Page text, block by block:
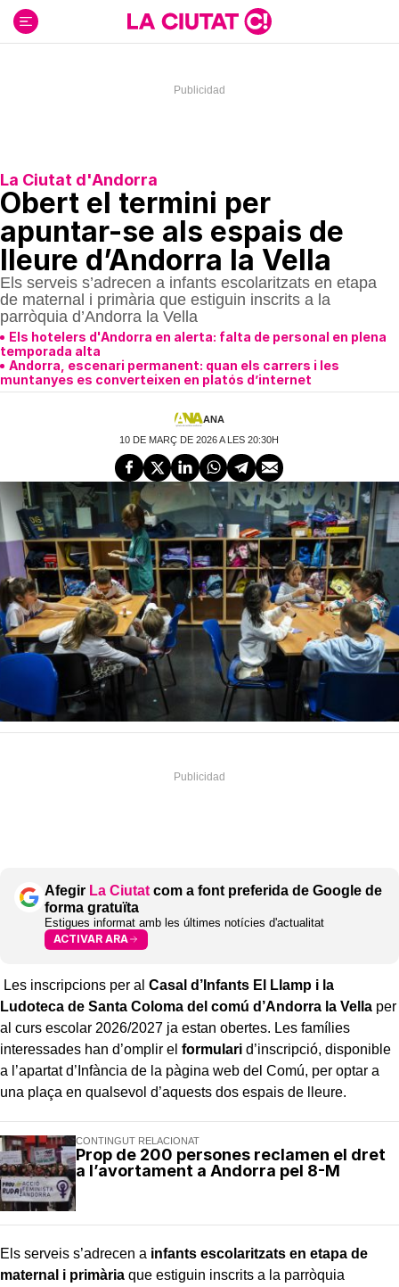
contenido
La Ciutat d'Andorra
Obert el termini per
apuntar-se als espais de
lleure d’Andorra la Vella
Els serveis s’adrecen a infants escolaritzats en etapa
de maternal i primària que estiguin inscrits a la
parròquia d’Andorra la Vella
Els hotelers d'Andorra en alerta: falta de personal en plena
temporada alta
Andorra, escenari permanent: quan els carrers i les
muntanyes es converteixen en platós d’internet
ANA
10 DE MARÇ DE 2026 A LES 20:30H
Afegir La Ciutat com a font preferida de Google de
forma gratuïta
Estigues informat amb les últimes notícies d'actualitat
ACTIVAR ARA
Les inscripcions per al Casal d’Infants El Llamp i la
Ludoteca de Santa Coloma del comú d’Andorra la Vella per
al curs escolar 2026/2027 ja estan obertes. Les famílies
interessades han d’omplir el formulari d’inscripció, disponible
a l’apartat d’Infància de la pàgina web del Comú, per optar a
una plaça en qualsevol d’aquests dos espais de lleure.
CONTINGUT RELACIONAT
Prop de 200 persones reclamen el dret
a l’avortament a Andorra pel 8-M
Els serveis s’adrecen a infants escolaritzats en etapa de
maternal i primària que estiguin inscrits a la parròquia